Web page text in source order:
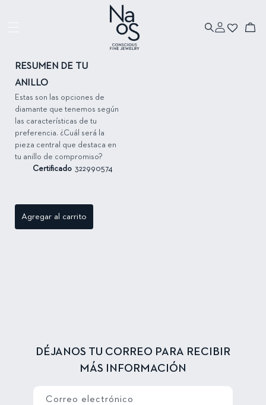
sesión
Carrito
RESUMEN DE TU
ANILLO
Estas son las opciones de
diamante que tenemos según
las características de tu
preferencia. ¿Cuál será la
pieza central que destaca en
tu anillo de compromiso?
Certificado322990574
Agregar al carrito
DÉJANOS TU CORREO PARA RECIBIR
MÁS INFORMACIÓN
Correo electrónico